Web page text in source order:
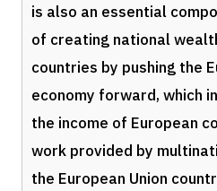
is also an essential
of creating national
countries by pushing the
economy forward, which
the income of European
work provided by
the European Union